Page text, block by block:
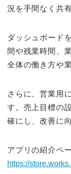
況を手間なく共
ダッシュボード
間や残業時間、
全体の働き方や
さらに、営業用
す。売上目標の
確にし、改善に
アプリの紹介ペ
https://